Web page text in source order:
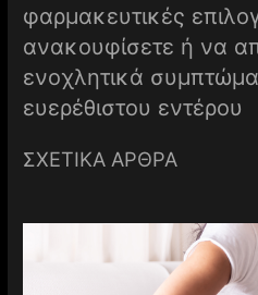
φαρμακευτικές
ανακουφίσετε ή να
ενοχλητικά
ευερέθιστου εντέρου
ΣΧΕΤΙΚΑ ΑΡΘΡΑ